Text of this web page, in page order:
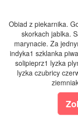
Obiad z piekarnika.
skorkach jablka.
marynacie. Za
indyka1 szklanka
solipieprz1 lyzka
lyzka czubricy